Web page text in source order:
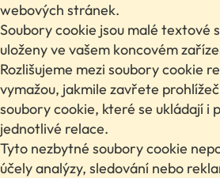
webových stránek.
Soubory cookie jsou malé textové
uloženy ve vašem koncovém
Rozlišujeme mezi soubory cookie
vymažou, jakmile zavřete
soubory cookie, které se ukládají i
jednotlivé relace.
Tyto nezbytné soubory cookie
účely analýzy, sledování nebo